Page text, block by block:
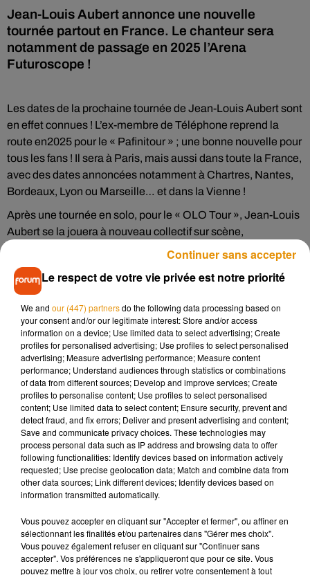
Jean-Louis Aubert annonce une nouvelle
tournée partout en France. Le chanteur sera
notamment de passage en 2025 l’Arena
Futuroscope !
Les dates de la prochaine tournée de Jean-Louis Aubert sont
en effet connues ! L’ex-membre de Téléphone reprend la
route en2025 pour le « Pafinitour » ; une bonne nouvelle pour
tous les fans ! Il sera à Paris, mais aussi dans toute la France,
avec des dates annoncées notamment à Chartres, Nantes,
Bordeaux, Lyon ou Marseille… et dans la Vienne !
Après une tournée en solo, pour le « OLO Tour », Jean-Louis
Aubert se la jouera à nouveau collectif sur scène,
accompagné par son groupe de musiciens. Il présentera son
nouvel album « PAFINI », à travers une scénographie « plus
moderne et spectaculaire ».
Rendez-vous le 19 mars 2025 à l’Arena Futuroscope, à
Chasseneuil-du-Poitou. Et bonne nouvelle puisque la
billetterie est d’ores et déjà ouverte, sur le site deCheyenne
Productionet dans tous les points de vente habituels !
Musique
5 août 2026
Après le film, bientôt une docu-série sur
le père de Michael Jackson
Tiny Desk invite Charlie Puth pour une
Le respect de votre vie privée est notre priorité
We and our (447) partnersdo the following data processing based on
your consent and/or our legitimate interest: Store and/or access
information on a device; Use limited data to select advertising; Create
profiles for personalised advertising; Use profiles to select personalised
advertising; Measure advertising performance; Measure content
performance; Understand audiences through statistics or combinations
of data from different sources; Develop and improve services; Create
profiles to personalise content; Use profiles to select personalised
content; Use limited data to select content; Ensure security, prevent and
detect fraud, and fix errors; Deliver and present advertising and content;
Save and communicate privacy choices. These technologies may
process personal data such as IP address and browsing data to offer
following functionalities: Identify devices based on information actively
requested; Use precise geolocation data; Match and combine data from
other data sources; Link different devices; Identify devices based on
information transmitted automatically.
Vous pouvez accepter en cliquant sur "Accepter et fermer", ou affiner en
sélectionnant les finalités et/ou partenaires dans "Gérer mes choix".
Vous pouvez également refuser en cliquant sur "Continuer sans
accepter". Vos préférences ne s'appliqueront que pour ce site. Vous
pouvez mettre à jour vos choix, ou retirer votre consentement à tout
Continuer sans accepter